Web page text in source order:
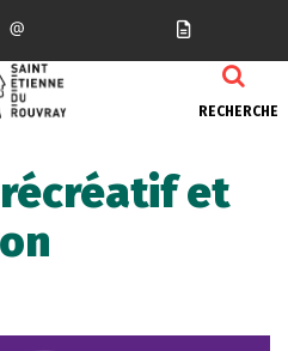
RECHERCHE
et